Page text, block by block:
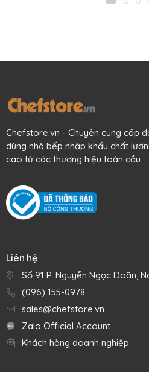
rán, xào, áp chảo hoặc nướng
Đặc tính nổi bật
Tự hình thành lớp chống bám
dầu và sử dụng thường xuyên.
Thức ăn chín ngon, đều, không
Chefstore.vn - Chuyên cung cấp
dùng nhà bếp nhập khẩu chất
cao từ các thương hiệu toàn cầu.
Liên hệ
Số 91 P. Nguyễn Ngọc Doãn,
(096) 155-0978
sales@chefstore.vn
Zalo Official Account
Khách hàng doanh nghiệp